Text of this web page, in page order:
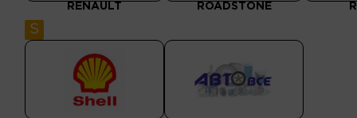
RENAULT ROADSTONE
S